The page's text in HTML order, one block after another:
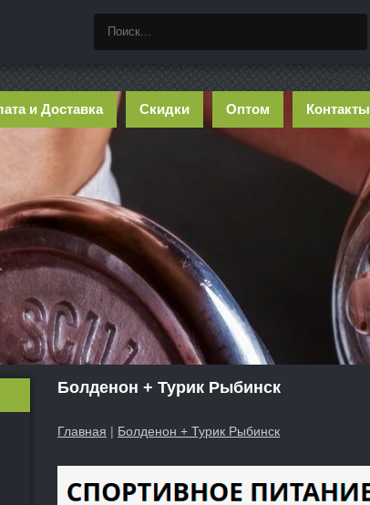
и Доставка Скидки Оптом Контакты
Болденон + Турик Рыбинск
Главная | Болденон + Турик Рыбинск